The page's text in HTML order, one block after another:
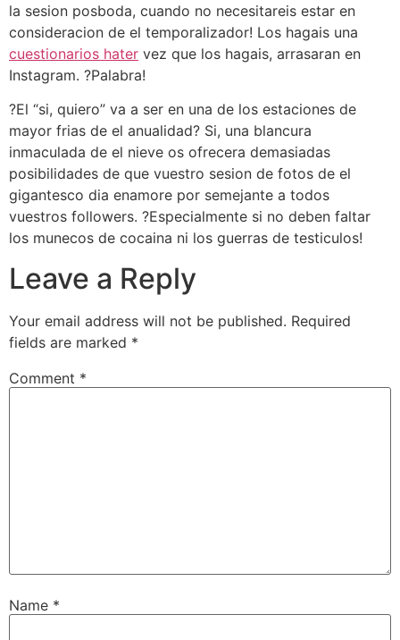
la sesion posboda, cuando no necesitareis estar en
consideracion de el temporalizador! Los hagais una
cuestionarios hater vez que los hagais, arrasaran en
Instagram. ?Palabra!
?El “si, quiero” va a ser en una de los estaciones de
mayor frias de el anualidad? Si, una blancura
inmaculada de el nieve os ofrecera demasiadas
posibilidades de que vuestro sesion de fotos de el
gigantesco dia enamore por semejante a todos
vuestros followers. ?Especialmente si no deben faltar
los munecos de cocaina ni los guerras de testiculos!
Leave a Reply
Your email address will not be published. Required
fields are marked *
Comment *
Name *